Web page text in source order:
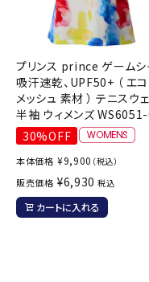
プリンス prince ゲームシ
吸汗速乾、UPF50+ （ エ
メッシュ 素材 ） テニスウ
半袖 ウィメンズ
30%OFF
本体価格 ¥9,900 （税込）
販売価格 ¥6,930 税込
カートに入れる